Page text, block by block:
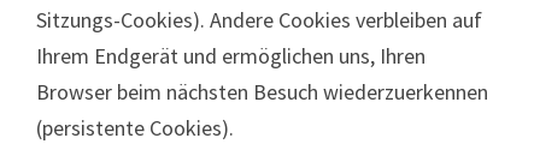
Sitzungs-Cookies). Andere Cookies verbleiben auf
Ihrem Endgerät und ermöglichen uns, Ihren
Browser beim nächsten Besuch wiederzuerkennen
(persistente Cookies).